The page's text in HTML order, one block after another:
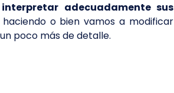
adecuadamente sus
o bien vamos a modificar
poco más de detalle.